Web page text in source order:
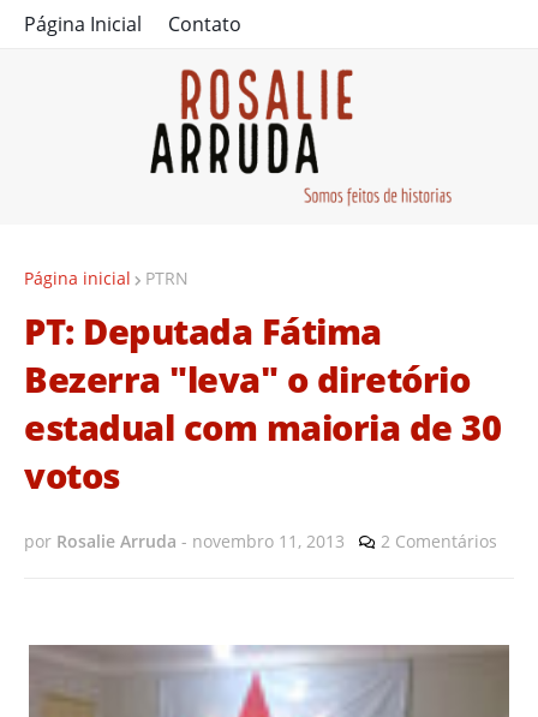
Página Inicial Contato
Página inicial PTRN
PT: Deputada Fátima
Bezerra "leva" o diretório
estadual com maioria de 30
votos
por Rosalie Arruda - novembro 11, 2013 2 Comentários